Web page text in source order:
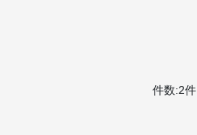
件数:2件